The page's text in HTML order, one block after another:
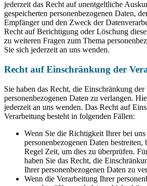
jederzeit das Recht auf unentgeltliche
gespeicherten personenbezogenen Daten,
Empfänger und den Zweck der
Recht auf Berichtigung oder Löschung
zu weiteren Fragen zum Thema
Sie sich jederzeit an uns wenden.
Recht auf Einschränkung der
Sie haben das Recht, die Einschränkung
personenbezogenen Daten zu verlangen.
jederzeit an uns wenden. Das Recht auf
Verarbeitung besteht in folgenden Fällen:
Wenn Sie die Richtigkeit Ihrer bei uns
personenbezogenen Daten
Regel Zeit, um dies zu überprüfen.
haben Sie das Recht, die
Ihrer personenbezogenen Daten zu
Wenn die Verarbeitung Ihrer